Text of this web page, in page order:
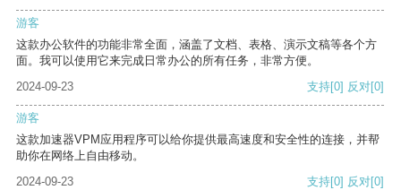
游客
这款办公软件的功能非常全面，涵盖了文档、表格、演示文稿等各个方
面。我可以使用它来完成日常办公的所有任务，非常方便。
2024-09-23
支持[0] 反对[0]
游客
这款加速器VPM应用程序可以给你提供最高速度和安全性的连接，并帮
助你在网络上自由移动。
2024-09-23
支持[0] 反对[0]